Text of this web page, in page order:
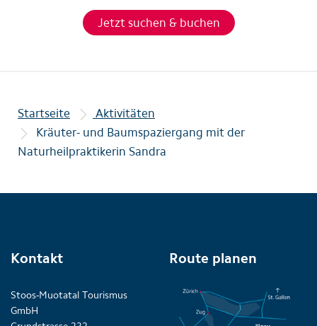
Jetzt suchen & buchen
Startseite
Aktivitäten
Kräuter- und Baumspaziergang mit der
Naturheilpraktikerin Sandra
Kontakt
Stoos-Muotatal Tourismus
GmbH
Route planen